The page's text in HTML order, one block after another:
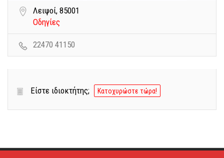
Λειψοί, 85001
Οδηγίες
22470 41150
Είστε ιδιοκτήτης; Κατοχυρώστε τώρα!